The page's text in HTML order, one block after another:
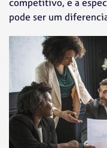
pode ser um